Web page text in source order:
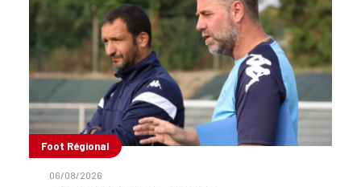
Foot Régional
06/08/2026